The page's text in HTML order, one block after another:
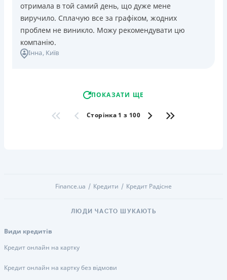
отримала в той самий день, що дуже мене
виручило. Сплачую все за графіком, жодних
проблем не виникло. Можу рекомендувати цю
компанію.
Інна, Київ
ПОКАЗАТИ ЩЕ
Сторінка 1 з 100
Finance.ua Кредити Кредит Радісне
ЛЮДИ ЧАСТО ШУКАЮТЬ
Види кредитів
Кредит онлайн на картку
Кредит онлайн на картку без відмови